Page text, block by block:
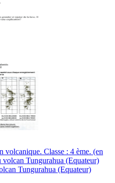
Classe : 4 ème. (en
Tungurahua (Equateur)